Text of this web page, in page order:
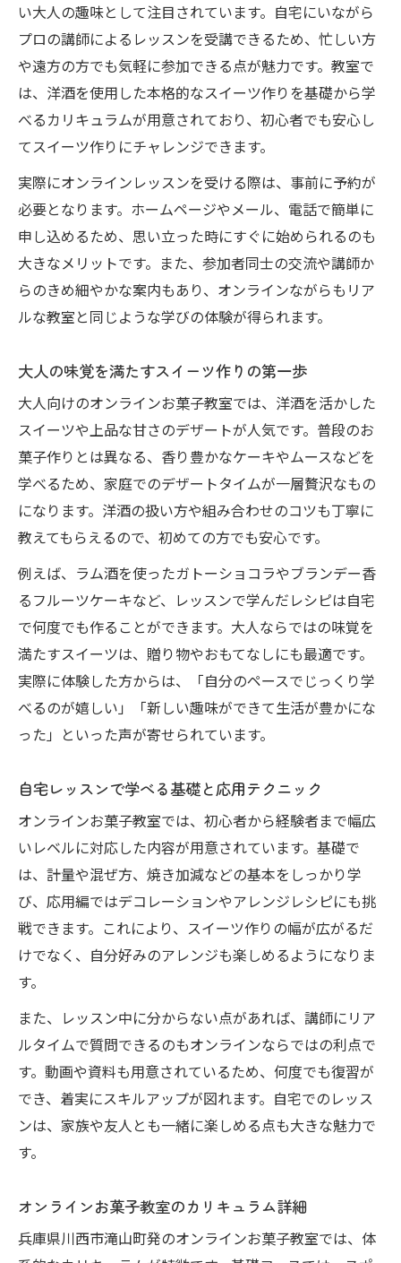
い大人の趣味として注目されています。自宅にいながら
プロの講師によるレッスンを受講できるため、忙しい方
や遠方の方でも気軽に参加できる点が魅力です。教室で
は、洋酒を使用した本格的なスイーツ作りを基礎から学
べるカリキュラムが用意されており、初心者でも安心し
てスイーツ作りにチャレンジできます。
実際にオンラインレッスンを受ける際は、事前に予約が
必要となります。ホームページやメール、電話で簡単に
申し込めるため、思い立った時にすぐに始められるのも
大きなメリットです。また、参加者同士の交流や講師か
らのきめ細やかな案内もあり、オンラインながらもリア
ルな教室と同じような学びの体験が得られます。
大人の味覚を満たすスイーツ作りの第一歩
大人向けのオンラインお菓子教室では、洋酒を活かした
スイーツや上品な甘さのデザートが人気です。普段のお
菓子作りとは異なる、香り豊かなケーキやムースなどを
学べるため、家庭でのデザートタイムが一層贅沢なもの
になります。洋酒の扱い方や組み合わせのコツも丁寧に
教えてもらえるので、初めての方でも安心です。
例えば、ラム酒を使ったガトーショコラやブランデー香
るフルーツケーキなど、レッスンで学んだレシピは自宅
で何度でも作ることができます。大人ならではの味覚を
満たすスイーツは、贈り物やおもてなしにも最適です。
実際に体験した方からは、「自分のペースでじっくり学
べるのが嬉しい」「新しい趣味ができて生活が豊かにな
った」といった声が寄せられています。
自宅レッスンで学べる基礎と応用テクニック
オンラインお菓子教室では、初心者から経験者まで幅広
いレベルに対応した内容が用意されています。基礎で
は、計量や混ぜ方、焼き加減などの基本をしっかり学
び、応用編ではデコレーションやアレンジレシピにも挑
戦できます。これにより、スイーツ作りの幅が広がるだ
けでなく、自分好みのアレンジも楽しめるようになりま
す。
また、レッスン中に分からない点があれば、講師にリア
ルタイムで質問できるのもオンラインならではの利点で
す。動画や資料も用意されているため、何度でも復習が
でき、着実にスキルアップが図れます。自宅でのレッス
ンは、家族や友人とも一緒に楽しめる点も大きな魅力で
す。
オンラインお菓子教室のカリキュラム詳細
兵庫県川西市滝山町発のオンラインお菓子教室では、体